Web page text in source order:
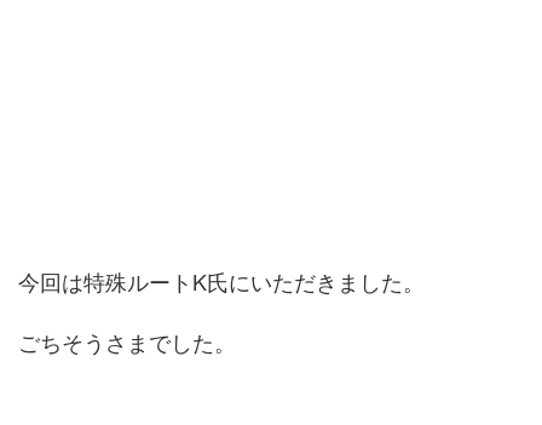
今回は特殊ルートK氏にいただきました。
ごちそうさまでした。